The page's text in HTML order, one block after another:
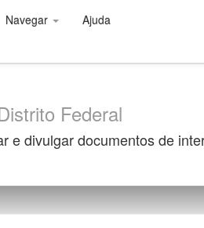
Navegar Ajuda
Federal
divulgar documentos de